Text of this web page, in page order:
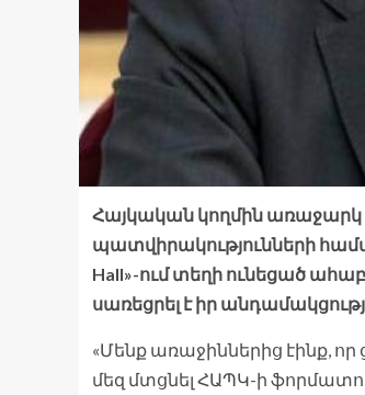
Հայկական կողմին առաջարկ
պատվիրակությունների
Hall»-ում տեղի ունեցած
սառեցրել է իր
«Մենք առաջիններից էինք,
մեզ մտցնել ՀԱՊԿ-ի